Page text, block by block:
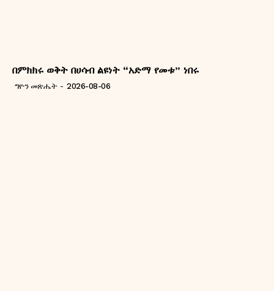
በምክክሩ ወቅት በሀሳብ ልዩነት “አድማ የመቱ” ነበሩ
ግዮን መጽሔት - 2026-08-06